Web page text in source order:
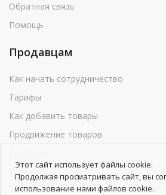
Обратная связь
Помощь
Продавцам
Как начать сотрудничество
Тарифы
Как добавить товары
Продвижение товаров
Реквизиты
Этот сайт использует файлы cookie.
Продолжая просматривать сайт, вы
использование нами файлов cookie.